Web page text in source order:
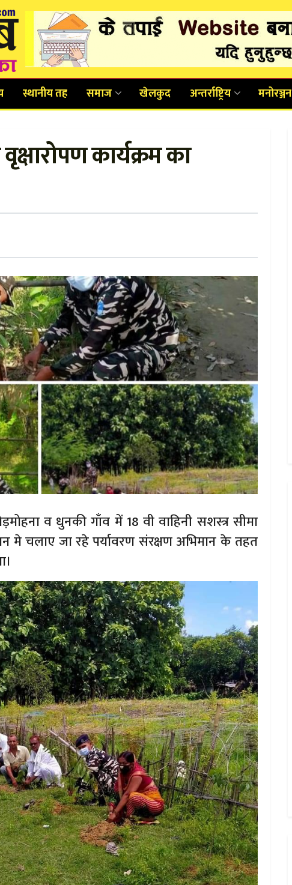
स्थानीय तह समाज खेलकुद अन्तर्राष्ट्रिय मनोरञ्जन
कार्यक्रम का
व धुनकी गाँव में 18 वी वाहिनी सशस्त्र सीमा
मे चलाए जा रहे पर्यावरण संरक्षण अभिमान के तहत